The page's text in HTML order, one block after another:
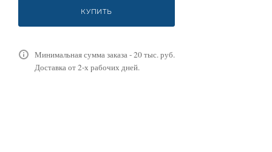
КУПИТЬ
Минимальная сумма заказа - 20 тыс. руб.
Доставка от 2-х рабочих дней.